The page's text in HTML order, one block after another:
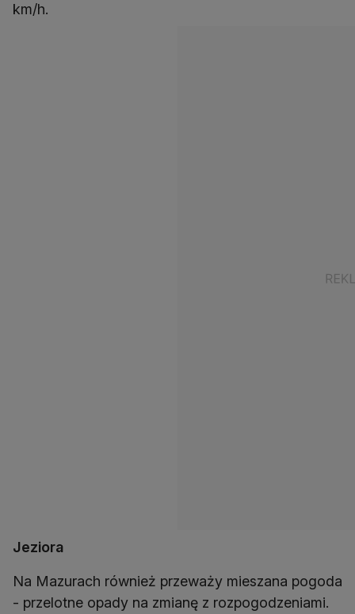
km/h.
Jeziora
Na Mazurach również przeważy mieszana pogoda
- przelotne opady na zmianę z rozpogodzeniami.